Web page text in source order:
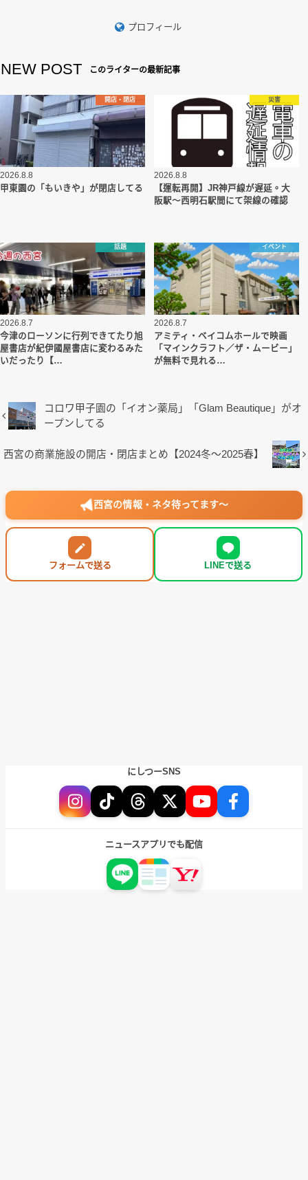
プロフィール
NEW POST このライターの最新記事
開店・閉店
2026.8.8
甲東園の「もいきや」が閉店してる
災害
2026.8.8
【運転再開】JR神戸線が遅延。大
阪駅～西明石駅間にて架線の確認
話題
2026.8.7
今津のローソンに行列できてたり旭
屋書店が紀伊國屋書店に変わるみた
いだったり【…
イベント
2026.8.7
アミティ・ベイコムホールで映画
「マインクラフト／ザ・ムービー」
が無料で見れる…
コロワ甲子園の「イオン薬局」「Glam Beautique」がオ
ープンしてる
西宮の商業施設の開店・閉店まとめ【2024冬〜2025春】
西宮の情報・ネタ待ってます〜
フォームで送る LINEで送る
にしつーSNS
ニュースアプリでも配信